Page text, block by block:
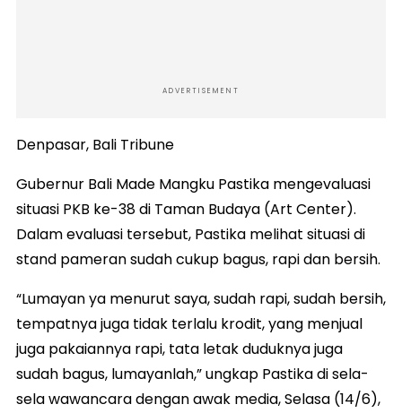
ADVERTISEMENT
Denpasar, Bali Tribune
Gubernur Bali Made Mangku Pastika mengevaluasi
situasi PKB ke-38 di Taman Budaya (Art Center).
Dalam evaluasi tersebut, Pastika melihat situasi di
stand pameran sudah cukup bagus, rapi dan bersih.
“Lumayan ya menurut saya, sudah rapi, sudah bersih,
tempatnya juga tidak terlalu krodit, yang menjual
juga pakaiannya rapi, tata letak duduknya juga
sudah bagus, lumayanlah,” ungkap Pastika di sela-
sela wawancara dengan awak media, Selasa (14/6),